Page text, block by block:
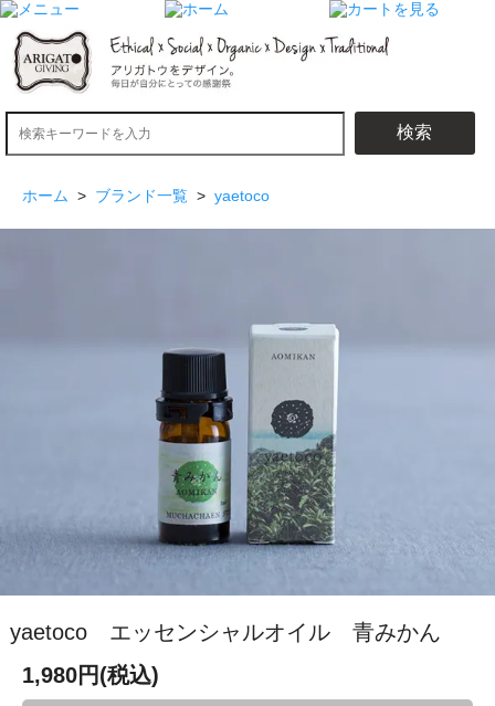
検索
ホーム > ブランド一覧 > yaetoco
yaetoco エッセンシャルオイル 青みかん
1,980円(税込)